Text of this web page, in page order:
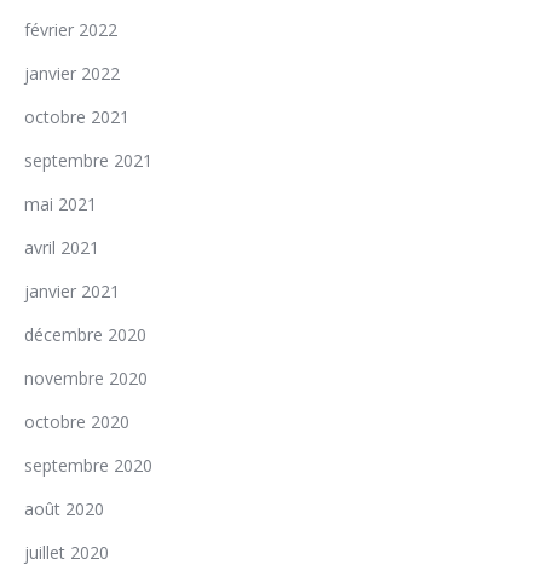
février 2022
janvier 2022
octobre 2021
septembre 2021
mai 2021
avril 2021
janvier 2021
décembre 2020
novembre 2020
octobre 2020
septembre 2020
août 2020
juillet 2020